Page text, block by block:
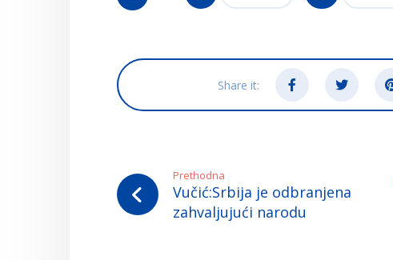
Prethodna
Vučić:Srbija je odbranjena
zahvaljujući narodu